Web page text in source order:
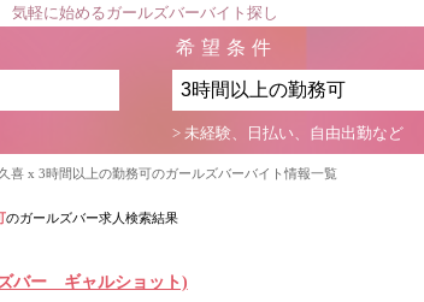
気軽に始めるガールズバーバイト探し
希望条件
> 未経験、日払い、自由出勤など
喜 x 3時間以上の勤務可のガールズバーバイト情報一覧
のガールズバー求人検索結果
バー ギャルショット)